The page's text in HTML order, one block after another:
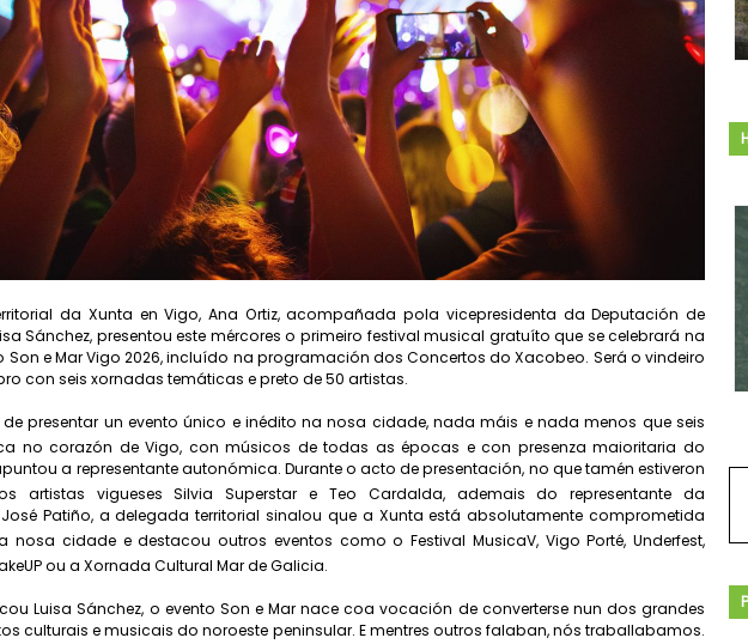
da Xunta en Vigo, Ana Ortiz, acompañada pola vicepresidenta da Deputación de
Sánchez, presentou este mércores o primeiro festival musical gratuíto que se celebrará na
Son e Mar Vigo 2026, incluído na programación dos Concertos do Xacobeo. Será o vindeiro
con seis xornadas temáticas e preto de 50 artistas.
de presentar un evento único e inédito na nosa cidade, nada máis e nada menos que seis
no corazón de Vigo, con músicos de todas as épocas e con presenza maioritaria do
a representante autonómica. Durante o acto de presentación, no que tamén estiveron
artistas vigueses Silvia Superstar e Teo Cardalda, ademais do representante da
Patiño, a delegada territorial sinalou que a Xunta está absolutamente comprometida
nosa cidade e destacou outros eventos como o Festival MusicaV, Vigo Porté, Underfest,
ou a Xornada Cultural Mar de Galicia.
Luisa Sánchez, o evento Son e Mar nace coa vocación de converterse nun dos grandes
culturais e musicais do noroeste peninsular. E mentres outros falaban, nós traballabamos.